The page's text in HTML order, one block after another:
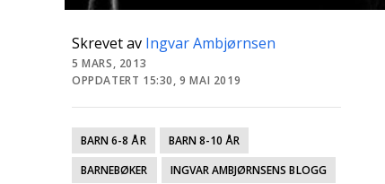
Skrevet av Ingvar Ambjørnsen
5 MARS, 2013
OPPDATERT 15:30, 9 MAI 2019
BARN 6-8 ÅR
BARN 8-10 ÅR
BARNEBØKER
INGVAR AMBJØRNSENS BLOGG